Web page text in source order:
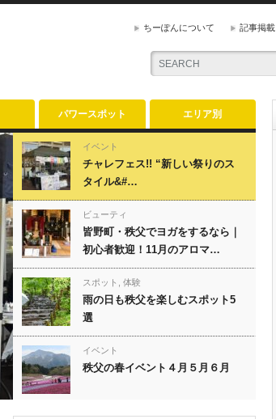
ちーぽんについて 記事掲載
パワースポット エリア別
イベント
チャレフェス!! “新しい祭りのス
タイル&#…
ビューティ
皆野町・秩父でヨガをするなら｜
初心者歓迎！11月のアロマ…
スポット 体験
雨の日も秩父を楽しむスポット5
選
イベント
秩父の春イベント４月５月６月